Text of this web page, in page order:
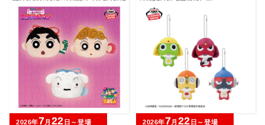
2026年7月 22 日～登場 2026年7月 22 日～登場